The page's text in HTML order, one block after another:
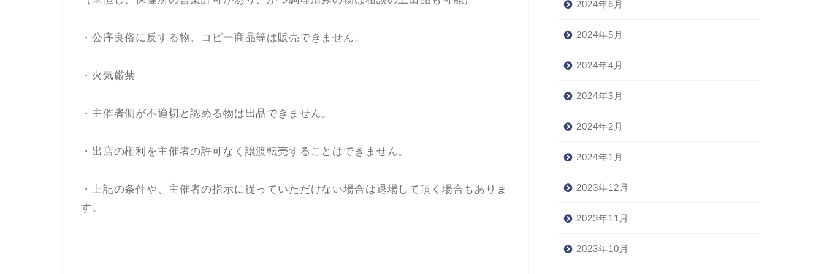
・公序良俗に反する物、コピー商品等は販売できません。
・火気厳禁
・主催者側が不適切と認める物は出品できません。
・出店の権利を主催者の許可なく譲渡転売することはできません。
・上記の条件や、主催者の指示に従っていただけない場合は退場して頂く場合もありま
す。
2024年6月
2024年5月
2024年4月
2024年3月
2024年2月
2024年1月
2023年12月
2023年11月
2023年10月